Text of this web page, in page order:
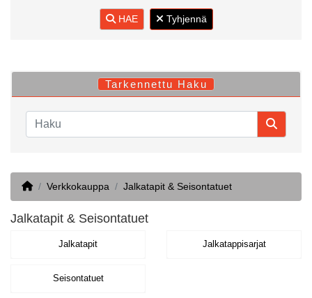
HAE Tyhjennä
Tarkennettu Haku
HomeVerkkokauppa Jalkatapit & Seisontatuet
Jalkatapit & Seisontatuet
Jalkatapit Jalkatappisarjat
Seisontatuet